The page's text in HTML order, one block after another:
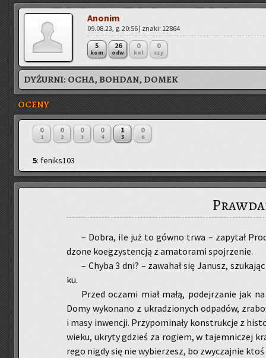
Ano­nim
09.08.23, g. 20:56 | znaki: 12864
5
kom
26
odw
0
kol
0
czy
DYŻURNI: OCHA, BOHDAN, DOMEK
OCENY
0
1
0
2
0
3
0
4
1
5
0
6
5: feniks103
– Dobra, ile już to gówno trwa – za­py­tał
dzo­ne ko­eg­zy­sten­cją z ama­to­ra­mi spoj­rze­nie.
– Chyba 3 dni? – za­wa­hał się Ja­nusz,
ku.
Przed ocza­mi miał małą, po­dej­rza­nie jak
Domy wy­ko­na­no z ukra­dzio­nych od­pa­dów,
i masy in­wen­cji. Przy­po­mi­na­ły kon­struk­cje z
wieku, ukry­ty gdzieś za ro­giem, w ta­jem­ni­czej
re­go nigdy się nie wy­bie­rzesz, bo zwy­czaj­nie